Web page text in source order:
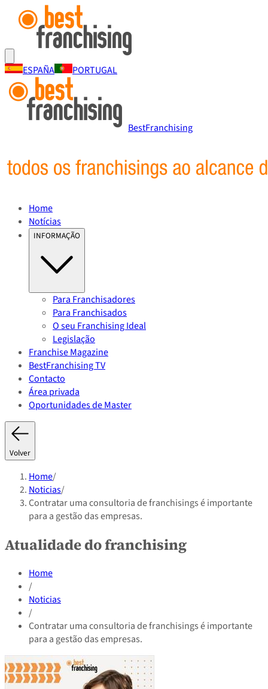
ESPAÑA PORTUGAL
BestFranchising
Home
Notícias
INFORMAÇÃO
Para Franchisadores
Para Franchisados
O seu Franchising Ideal
Legislação
Franchise Magazine
BestFranchising TV
Contacto
Área privada
Oportunidades de Master
Volver
Home/
Noticias/
Contratar uma consultoria de franchisings é importante
para a gestão das empresas.
Atualidade do franchising
Home
/
Noticias
/
Contratar uma consultoria de franchisings é importante
para a gestão das empresas.